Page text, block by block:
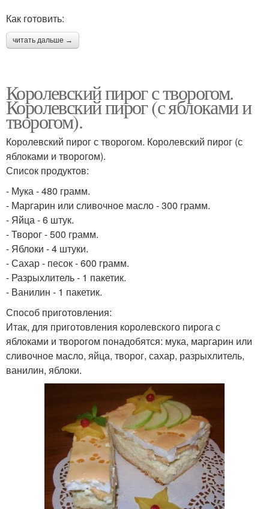
Как готовить:
читать дальше →
Королевский пирог с творогом.
Королевский пирог (с яблоками и
творогом).
Королевский пирог с творогом. Королевский пирог (с
яблоками и творогом).
Список продуктов:
- Мука - 480 грамм.
- Маргарин или сливочное масло - 300 грамм.
- Яйца - 6 штук.
- Творог - 500 грамм.
- Яблоки - 4 штуки.
- Сахар - песок - 600 грамм.
- Разрыхлитель - 1 пакетик.
- Ванилин - 1 пакетик.
Способ приготовления:
Итак, для приготовления королевского пирога с
яблоками и творогом понадобятся: мука, маргарин или
сливочное масло, яйца, творог, сахар, разрыхлитель,
ванилин, яблоки.